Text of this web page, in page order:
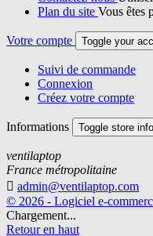
Plan du site Vous êtes
Votre compte Toggle your
Suivi de commande
Connexion
Créez votre compte
Informations Toggle store
ventilaptop
France métropolitaine
 admin@ventilaptop.com
© 2026 - Logiciel e-
Chargement...
Retour en haut